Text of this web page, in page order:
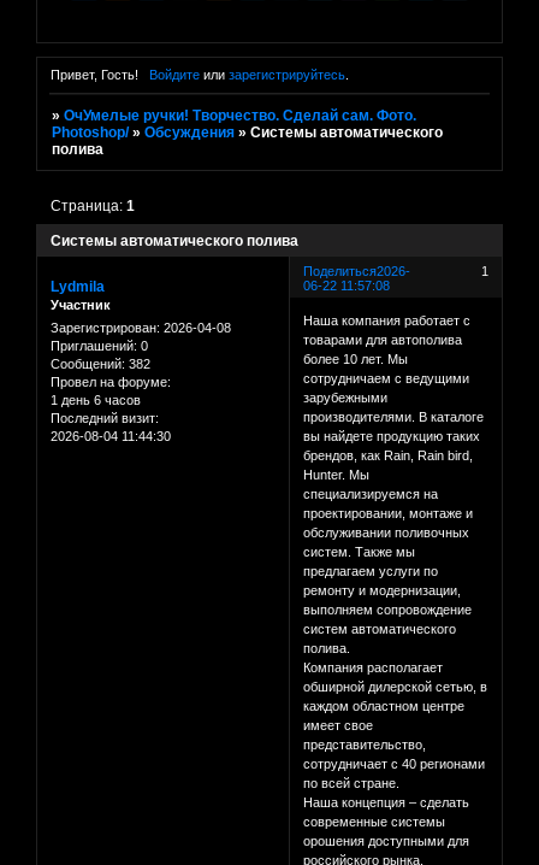
Привет, Гость! Войдитеили зарегистрируйтесь.
»ОчУмелые ручки! Творчество. Сделай сам. Фото.
Photoshop/ »Обсуждения »Системы автоматического
полива
Системы автоматического полива
Страница:1
Поделиться 1
2026-
06-22 11:57:08
Lydmila
Участник
Зарегистрирован: 2026-04-08
Приглашений: 0
Сообщений: 382
Провел на форуме:
1 день 6 часов
Последний визит:
2026-08-04 11:44:30
Наша компания работает с
товарами для автополива
более 10 лет. Мы
сотрудничаем с ведущими
зарубежными
производителями. В каталоге
вы найдете продукцию таких
брендов, как Rain, Rain bird,
Hunter. Мы
специализируемся на
проектировании, монтаже и
обслуживании поливочных
систем. Также мы
предлагаем услуги по
ремонту и модернизации,
выполняем сопровождение
систем автоматического
полива.
Компания располагает
обширной дилерской сетью, в
каждом областном центре
имеет свое
представительство,
сотрудничает с 40 регионами
по всей стране.
Наша концепция – сделать
современные системы
орошения доступными для
российского рынка.